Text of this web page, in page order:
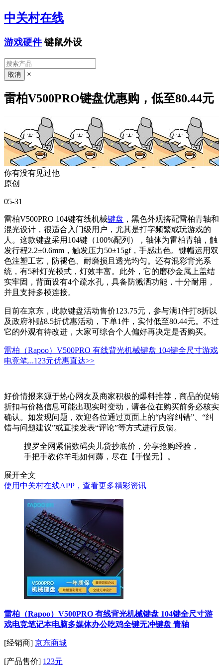
中关村在线
游戏硬件 键鼠外设
×
雷柏V500PRO键盘优惠购，低至80.44元
你有没有见过他
原创
05-31
雷柏V500PRO 104键有线机械键盘 ，黑色外观搭配雷柏青轴和
混光设计，很适合入门级用户，尤其是打字频繁或玩游戏的
人。这款键盘采用104键（100%配列），轴体为雷柏青轴，触
发行程2.2±0.6mm，触发压力50±15gf，手感出色。键帽运用双
色注塑工艺，防褪色、耐磨损且透光均匀。还有混彩背光系
统，有5种灯光模式，灯效丰富。此外，它的磨砂金属上盖结
实牢固，背面设有4个疏水孔，具备防溅洒功能，十分耐用，
并且支持多模连接。
目前在京东，此款键盘活动售价123.75元，参与满1件打8折以
及政府补贴8.5折优惠活动，下单1件，实付低至80.44元。不过
它的外观有待改进，大家可综合个人偏好再决定是否购买。
雷柏（Rapoo）V500PRO 有线背光机械键盘 104键全尺寸游戏
电竞笔...123元优惠直达>>
好价情报来源于热心网友及商家积极的爆料推荐，商品的促销
折扣与价格信息可能出现实时变动，请各位在购买前务必核实
确认。如发现问题，欢迎各位通过页面上的“内容纠错”、“纠
错与问题建议”或直接发表“评论”等方式进行反馈。
搜罗全网紧俏数码尖儿货抄底价，分享抢购经验，
手把手教你羊毛如何薅，尽在【手慢无】。
展开全文
使用中关村在线APP，查看更多精彩资讯
雷柏（Rapoo）V500PRO 有线背光机械键盘 104键全尺寸游
戏电竞笔记本电脑多媒体办公吃鸡全键无冲键盘 青轴
[经销商] 京东商城
[产品售价] 123元